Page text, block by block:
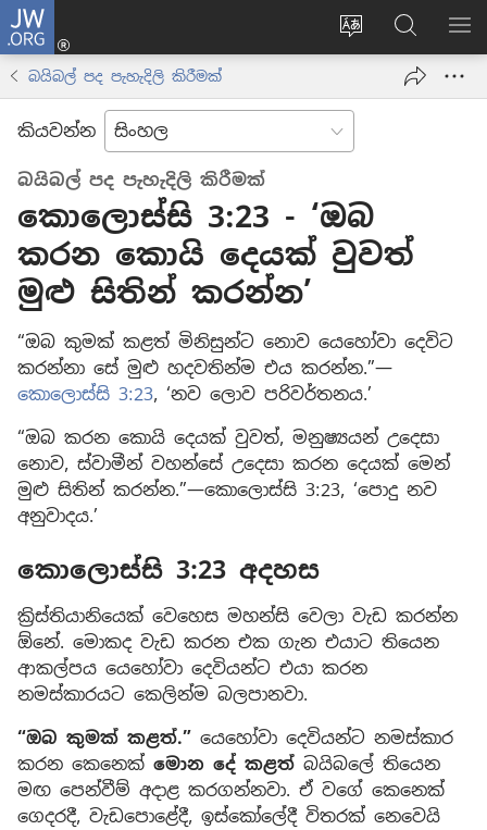
JW.ORG
Change
language
ලොගින්
(opens
JW.ORG
වෙබ්
අඩවියෙන්
බයිබල් පද පැහැදිලි කිරීමක්
කියවන්න
බයිබල් පද පැහැදිලි කිරීමක්
කොලොස්සි 3:23 - ‘ඔබ
කරන කොයි දෙයක් වුවත්
මුළු සිතින් කරන්න’
“ඔබ කුමක් කළත් මිනිසුන්ට නොව යෙහෝවා දෙවිට
කරන්නා සේ මුළු හදවතින්ම එය කරන්න.”—
කොලොස්සි 3:23, ‘නව ලොව පරිවර්තනය.’
“ඔබ කරන කොයි දෙයක් වුවත්, මනුෂ්‍යයන් උදෙසා
නොව, ස්වාමීන් වහන්සේ උදෙසා කරන දෙයක් මෙන්
මුළු සිතින් කරන්න.”—කොලොස්සි 3:23, ‘පොදු නව
අනුවාදය.’
කොලොස්සි 3:23 අදහස
ක්‍රිස්තියානියෙක් වෙහෙස මහන්සි වෙලා වැඩ කරන්න
ඕනේ. මොකද වැඩ කරන එක ගැන එයාට තියෙන
ආකල්පය යෙහෝවා දෙවියන්ට එයා කරන
නමස්කාරයට කෙලින්ම බලපානවා.
“ඔබ කුමක් කළත්.” යෙහෝවා දෙවියන්ට නමස්කාර
කරන කෙනෙක් මොන දේ කළත් බයිබලේ තියෙන
මඟ පෙන්වීම් අදාළ කරගන්නවා. ඒ වගේ කෙනෙක්
ගෙදරදී, වැඩපොළේදී, ඉස්කෝලේදී විතරක් නෙවෙයි